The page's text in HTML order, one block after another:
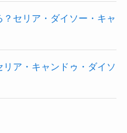
セリア・ダイソー・キャ
ア・キャンドゥ・ダイソ